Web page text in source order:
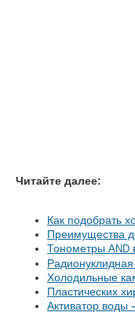
Читайте далее:
Как подобрать
Преимущества
Тонометры AND
Холодильные
Пластических
Активатор воды